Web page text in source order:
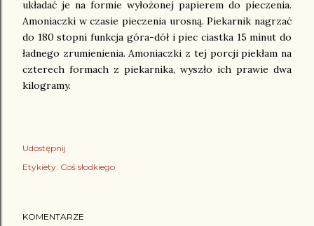
układać je na formie wyłożonej papierem do pieczenia.
Amoniaczki w czasie pieczenia urosną. Piekarnik nagrzać
do 180 stopni funkcja góra-dół i piec ciastka 15 minut do
ładnego zrumienienia. Amoniaczki z tej porcji piekłam na
czterech formach z piekarnika, wyszło ich prawie dwa
kilogramy.
Udostępnij
Etykiety: Coś słodkiego
KOMENTARZE